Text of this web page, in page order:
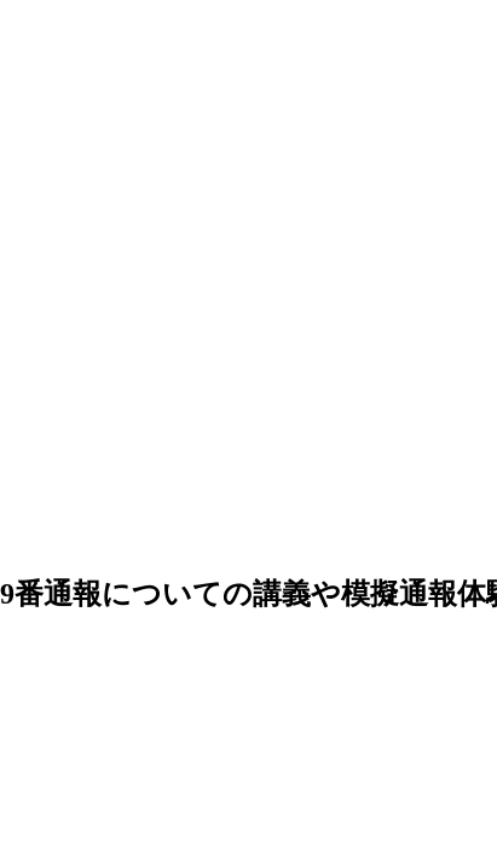
通報についての講義や模擬通報体